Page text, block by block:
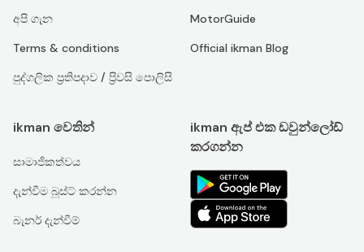
අපි ගැන
Terms & conditions
පුද්ගලික ප්‍රතිපදාව / ප්‍රිවසි පොලිසි
MotorGuide
Official ikman Blog
ikman වෙතින්
සාමාජිකත්වය
දැන්වීම බූස්ට් කරන්න
බැනර් දැන්වීම්
ikman ඇප් එක ඩවුන්ලෝඩ්
කරගන්න